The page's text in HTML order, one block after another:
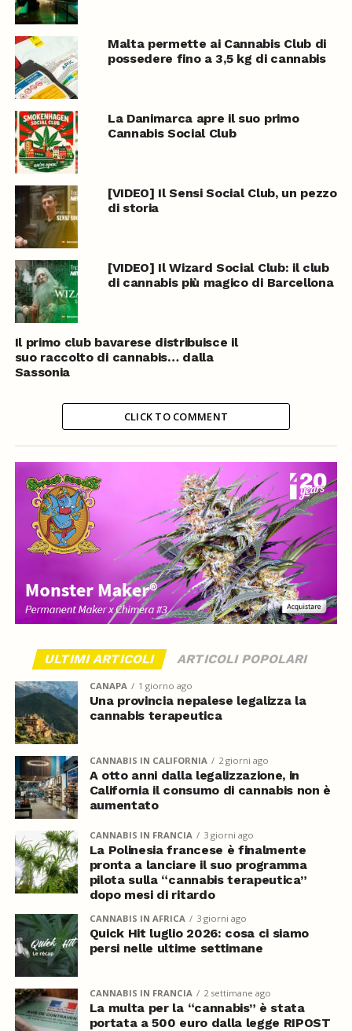
Malta permette ai Cannabis Club di
possedere fino a 3,5 kg di cannabis
La Danimarca apre il suo primo
Cannabis Social Club
[VIDEO] Il Sensi Social Club, un pezzo
di storia
[VIDEO] Il Wizard Social Club: il club
di cannabis più magico di Barcellona
Il primo club bavarese distribuisce il
suo raccolto di cannabis… dalla
Sassonia
CLICK TO COMMENT
ULTIMI ARTICOLI ARTICOLI POPOLARI
CANAPA 1 giorno ago
Una provincia nepalese legalizza la
cannabis terapeutica
CANNABIS IN CALIFORNIA 2 giorni ago
A otto anni dalla legalizzazione, in
California il consumo di cannabis non è
aumentato
CANNABIS IN FRANCIA 3 giorni ago
La Polinesia francese è finalmente
pronta a lanciare il suo programma
pilota sulla “cannabis terapeutica”
dopo mesi di ritardo
CANNABIS IN AFRICA 3 giorni ago
Quick Hit luglio 2026: cosa ci siamo
persi nelle ultime settimane
CANNABIS IN FRANCIA 2 settimane ago
La multa per la “cannabis” è stata
portata a 500 euro dalla legge RIPOST